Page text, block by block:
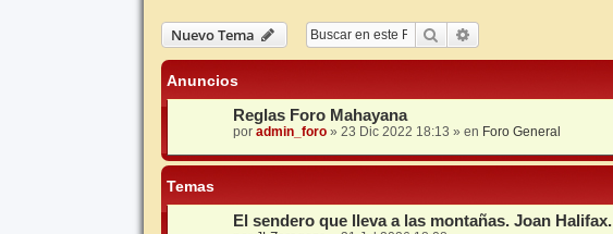
Nuevo Tema Buscar
Anuncios
Reglas Foro Mahayana
por admin_foro» 23 Dic 2022 18:13 » en Foro General
Temas
El sendero que lleva a las montañas. Joan Halifax.